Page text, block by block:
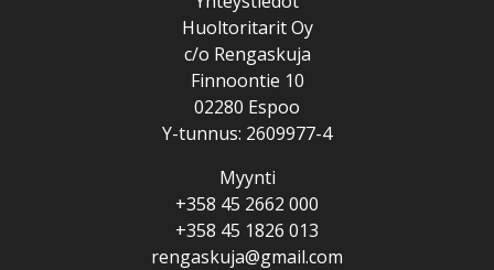
Huoltoritarit Oy
c/o Rengaskuja
Finnoontie 10
02280 Espoo
Y-tunnus: 2609977-4
Myynti
+358 45 2662 000
+358 45 1826 013
rengaskuja@gmail.com